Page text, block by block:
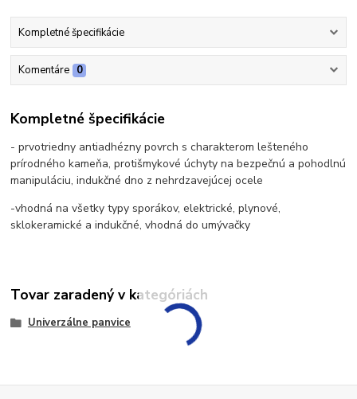
Kompletné špecifikácie
Komentáre 0
Kompletné špecifikácie
- prvotriedny antiadhézny povrch s charakterom lešteného
prírodného kameňa, protišmykové úchyty na bezpečnú a pohodlnú
manipuláciu, indukčné dno z nehrdzavejúcej ocele
-vhodná na všetky typy sporákov, elektrické, plynové,
sklokeramické a indukčné, vhodná do umývačky
Tovar zaradený v kategóriách
Univerzálne panvice